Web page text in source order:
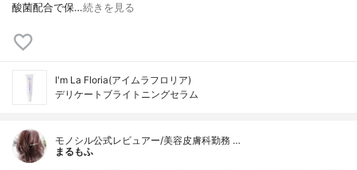
酸菌配合で保…続きを見る
I'm La Floria(アイムラフロリア)
デリケートブライトニングセラム
モノシル公式レビュアー/美容皮膚科勤務 …
まるもふ